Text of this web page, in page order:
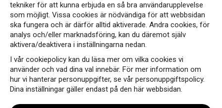
tekniker för att kunna erbjuda en så bra användarupplevelse
som möjligt. Vissa cookies är nödvändiga för att webbsidan
ska fungera och är därför alltid aktiverade. Andra cookies, för
analys och/eller marknadsföring, kan du däremot själv
aktivera/deaktivera i inställningarna nedan.
I vår cookiepolicy kan du läsa mer om vilka cookies vi
använder och vad dina val innebär. För mer information om
hur vi hanterar personuppgifter, se vår personuppgiftspolicy.
Dina inställningar gäller endast på den här webbsidan.